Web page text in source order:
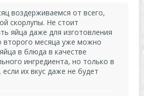
воздерживаемся от всего,
скорлупы. Не стоит
яйца даже для изготовления
второго месяца уже можно
в блюда в качестве
ингредиента, но только в
если их вкус даже не будет